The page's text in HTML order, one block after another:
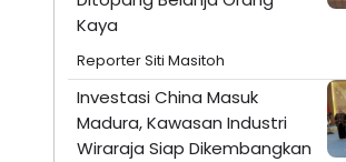
Kaya
Reporter Siti Masitoh
Investasi China Masuk
Madura, Kawasan Industri
Wiraraja Siap Dikembangkan